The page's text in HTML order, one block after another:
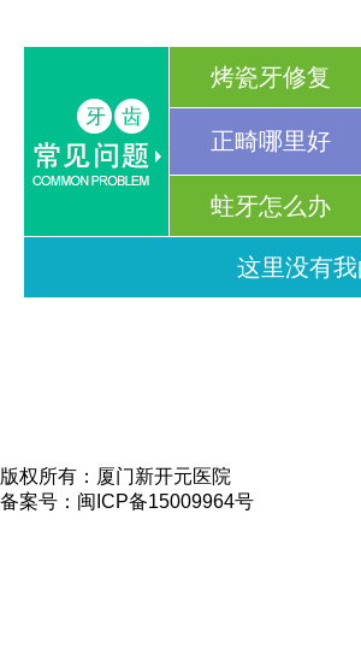
烤瓷牙修复
正畸哪里好
蛀牙怎么办
这里没有
版权所有：厦门新开元医院
备案号：闽ICP备15009964号